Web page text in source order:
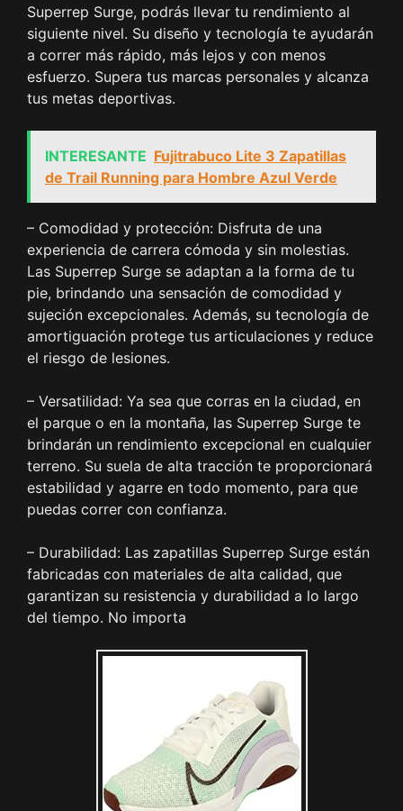
Superrep Surge, podrás llevar tu rendimiento al
siguiente nivel. Su diseño y tecnología te ayudarán
a correr más rápido, más lejos y con menos
esfuerzo. Supera tus marcas personales y alcanza
tus metas deportivas.
INTERESANTE Fujitrabuco Lite 3 Zapatillas
de Trail Running para Hombre Azul Verde
– Comodidad y protección: Disfruta de una
experiencia de carrera cómoda y sin molestias.
Las Superrep Surge se adaptan a la forma de tu
pie, brindando una sensación de comodidad y
sujeción excepcionales. Además, su tecnología de
amortiguación protege tus articulaciones y reduce
el riesgo de lesiones.
– Versatilidad: Ya sea que corras en la ciudad, en
el parque o en la montaña, las Superrep Surge te
brindarán un rendimiento excepcional en cualquier
terreno. Su suela de alta tracción te proporcionará
estabilidad y agarre en todo momento, para que
puedas correr con confianza.
– Durabilidad: Las zapatillas Superrep Surge están
fabricadas con materiales de alta calidad, que
garantizan su resistencia y durabilidad a lo largo
del tiempo. No importa